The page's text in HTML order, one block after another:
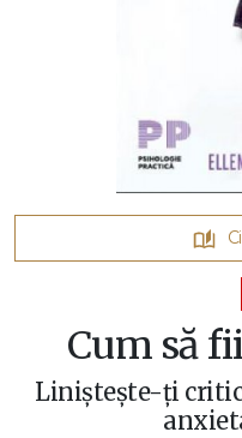
Cum să
Liniștește-ți